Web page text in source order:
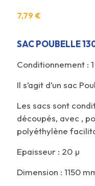
7,79 €
SAC POUBELLE
Conditionnement :
Il s’agit d’un sac
Les sacs sont
découpés, avec ,
polyéthylène
Epaisseur : 20 µ
Dimension : 1150